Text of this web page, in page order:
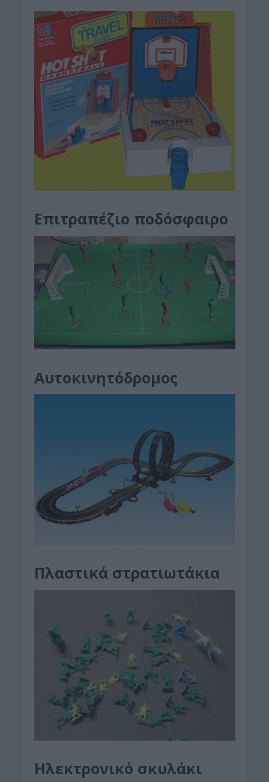
Επιτραπέζιο ποδόσφαιρο
Αυτοκινητόδρομος
Πλαστικά στρατιωτάκια
Ηλεκτρονικό σκυλάκι